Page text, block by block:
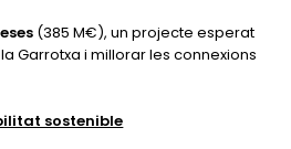
(385 M€), un projecte esperat
Garrotxa i millorar les connexions
sostenible